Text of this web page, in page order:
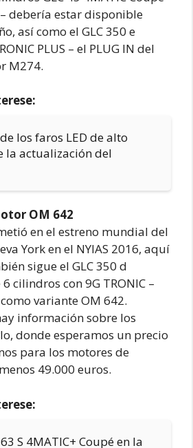
– debería estar disponible
así como el GLC 350 e
PLUS – el PLUG IN del
M274.
los faros LED de alto
la actualización del
OM 642
en el estreno mundial del
York en el NYIAS 2016, aquí
sigue el GLC 350 d
cilindros con 9G TRONIC –
variante OM 642.
información sobre los
donde esperamos un precio
para los motores de
49.000 euros.
S 4MATIC+ Coupé en la